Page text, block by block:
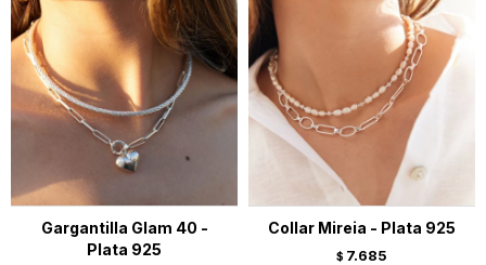
Gargantilla Glam 40 -
Plata 925
Collar Mireia - Plata 925
$ 7.685